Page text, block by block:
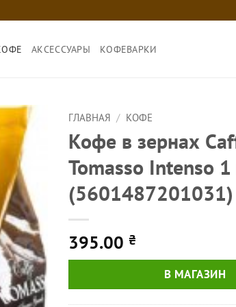
АКСЕССУАРЫ КОФЕВАРКИ
ГЛАВНАЯ / КОФЕ
Кофе в зернах
Tomasso Intenso 1
(5601487201031)
395.00 ₴
В МАГАЗИН